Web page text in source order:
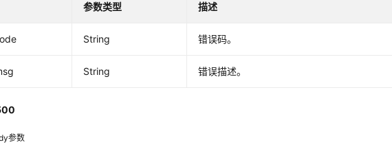
参数类型 描述
String 错误码。
String 错误描述。
参数